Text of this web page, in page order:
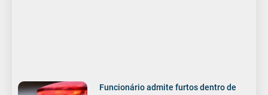
Funcionário admite furtos dentro de